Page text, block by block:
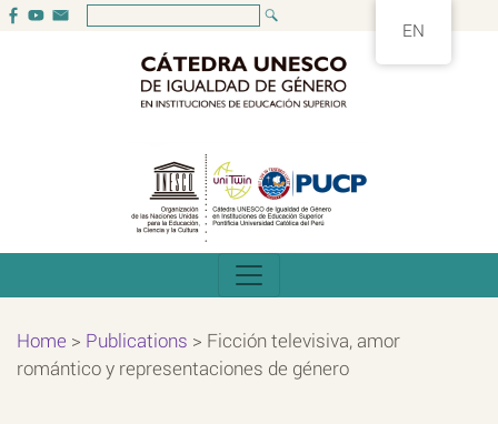
Home > Publications > Ficción televisiva, amor
romántico y representaciones de género
EN